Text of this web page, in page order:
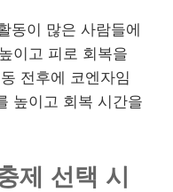
동이 많은 사람들에
이고 피로 회복을
전후에 코엔자임
높이고 회복 시간을
제 선택 시